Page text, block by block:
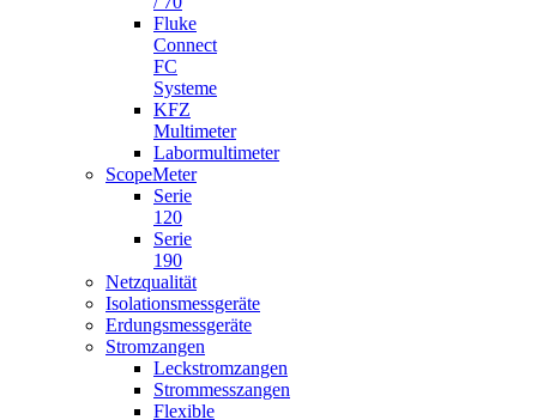
Fluke
Connect
FC
Systeme
KFZ
Multimeter
Labormultimeter
ScopeMeter
Serie
120
Serie
190
Netzqualität
Isolationsmessgeräte
Erdungsmessgeräte
Stromzangen
Leckstromzangen
Strommesszangen
Flexible